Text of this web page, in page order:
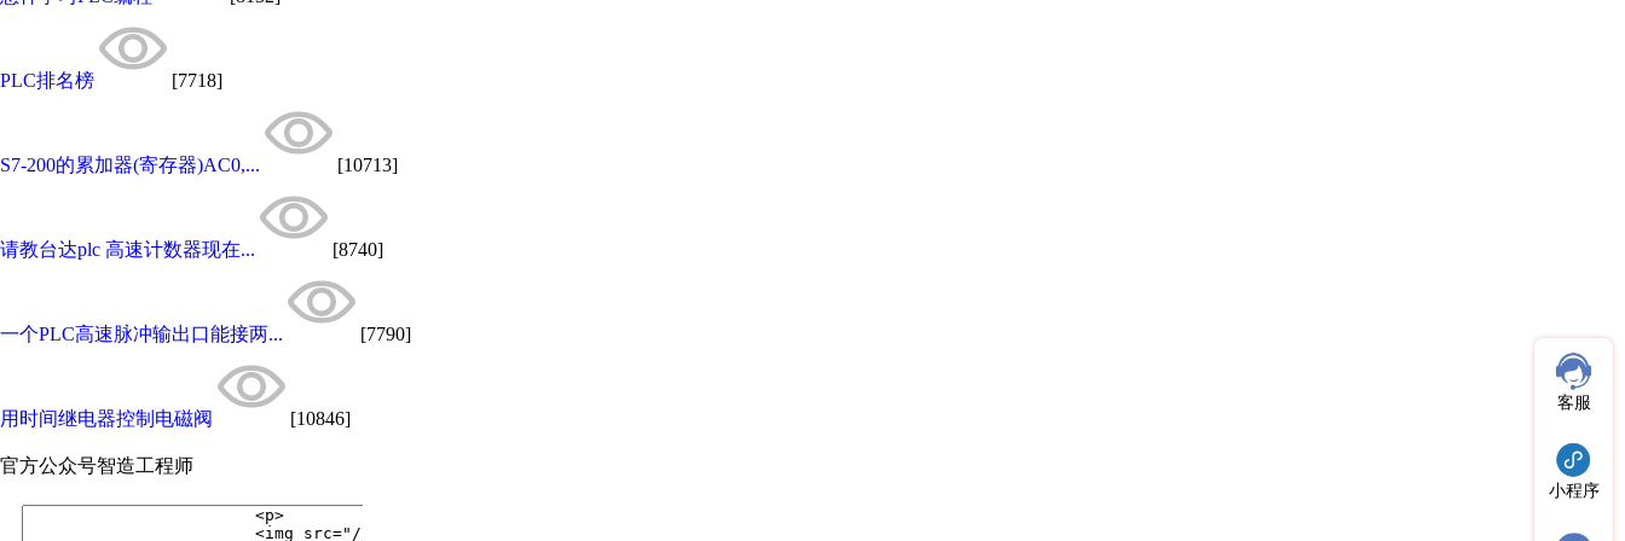
PLC排名榜 [7718]
S7-200的累加器(寄存器)AC0,... [10713]
请教台达plc 高速计数器现在... [8740]
一个PLC高速脉冲输出口能接两... [7790]
用时间继电器控制电磁阀 [10846]
官方公众号智造工程师
客服
小程序